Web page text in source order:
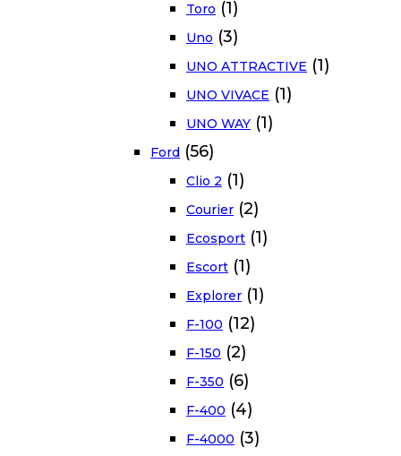
Toro (1)
Uno (3)
UNO ATTRACTIVE (1)
UNO VIVACE (1)
UNO WAY (1)
Ford (56)
Clio 2 (1)
Courier (2)
Ecosport (1)
Escort (1)
Explorer (1)
F-100 (12)
F-150 (2)
F-350 (6)
F-400 (4)
F-4000 (3)